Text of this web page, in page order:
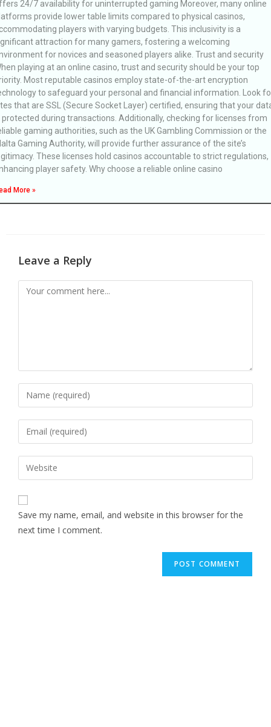
24/7 availability for uninterrupted gaming Moreover, many online
provide lower table limits compared to physical casinos,
players with varying budgets. This inclusivity is a
attraction for many gamers, fostering a welcoming
for novices and seasoned players alike. Trust and security
playing at an online casino, trust and security should be your top
Most reputable casinos employ state-of-the-art encryption
to safeguard your personal and financial information. Look
that are SSL (Secure Socket Layer) certified, ensuring that your
protected during transactions. Additionally, checking for licenses from
gaming authorities, such as the UK Gambling Commission or the
Gaming Authority, will provide further assurance of the site’s
These licenses hold casinos accountable to strict regulations,
player safety. Why choose a reliable online casino
More »
Leave a Reply
Save my name, email, and website in this browser for the
next time I comment.